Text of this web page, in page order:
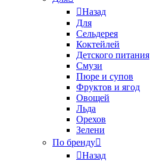
Назад
Для
Сельдерея
Коктейлей
Детского питания
Смузи
Пюре и супов
Фруктов и ягод
Овощей
Льда
Орехов
Зелени
По бренду
Назад